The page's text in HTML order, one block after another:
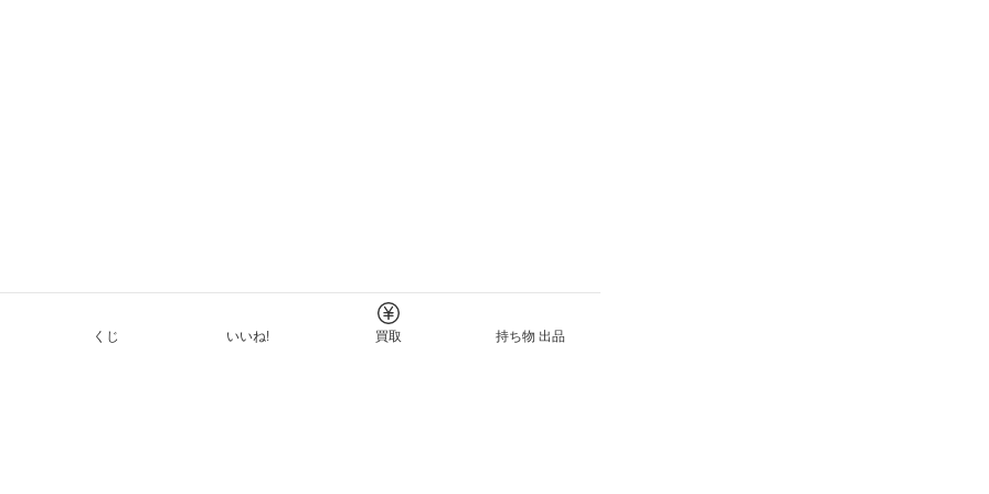
くじ いいね! 買取 持ち物 出品